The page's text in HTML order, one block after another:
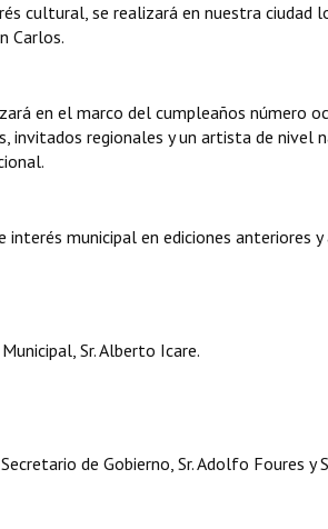
cultural, se realizará en nuestra ciudad
Carlos.
en el marco del cumpleaños número
invitados regionales y un artista de nivel
interés municipal en ediciones anteriores
Sr. Alberto Icare.
de Gobierno, Sr. Adolfo Foures